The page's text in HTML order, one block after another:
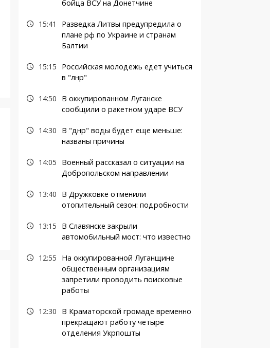
бойца ВСУ на Донетчине
15:41
Разведка Литвы предупредила о
плане рф по Украине и странам
Балтии
15:15
Российская молодежь едет учиться
в "лнр"
14:50
В оккупированном Луганске
сообщили о ракетном ударе ВСУ
14:30
В "днр" воды будет еще меньше:
названы причины
14:05
Военный рассказал о ситуации на
Добропольском направлении
13:40
В Дружковке отменили
отопительный сезон: подробности
13:15
В Славянске закрыли
автомобильный мост: что известно
12:55
На оккупированной Луганщине
общественным организациям
запретили проводить поисковые
работы
12:30
В Краматорской громаде временно
прекращают работу четыре
отделения Укрпошты